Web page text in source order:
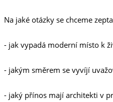
Na jaké otázky se chceme
- jak vypadá moderní místo k
- jakým směrem se vyvíjí
- jaký přínos mají architekti v